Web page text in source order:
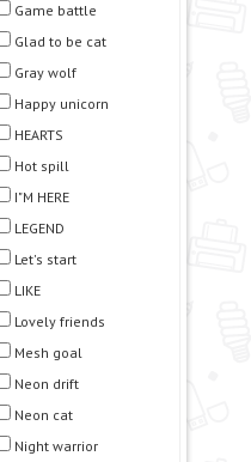
Game battle
Glad to be cat
Gray wolf
Happy unicorn
HEARTS
Hot spill
I"M HERE
LEGEND
Let's start
LIKE
Lovely friends
Mesh goal
Neon drift
Neon сat
Night warrior